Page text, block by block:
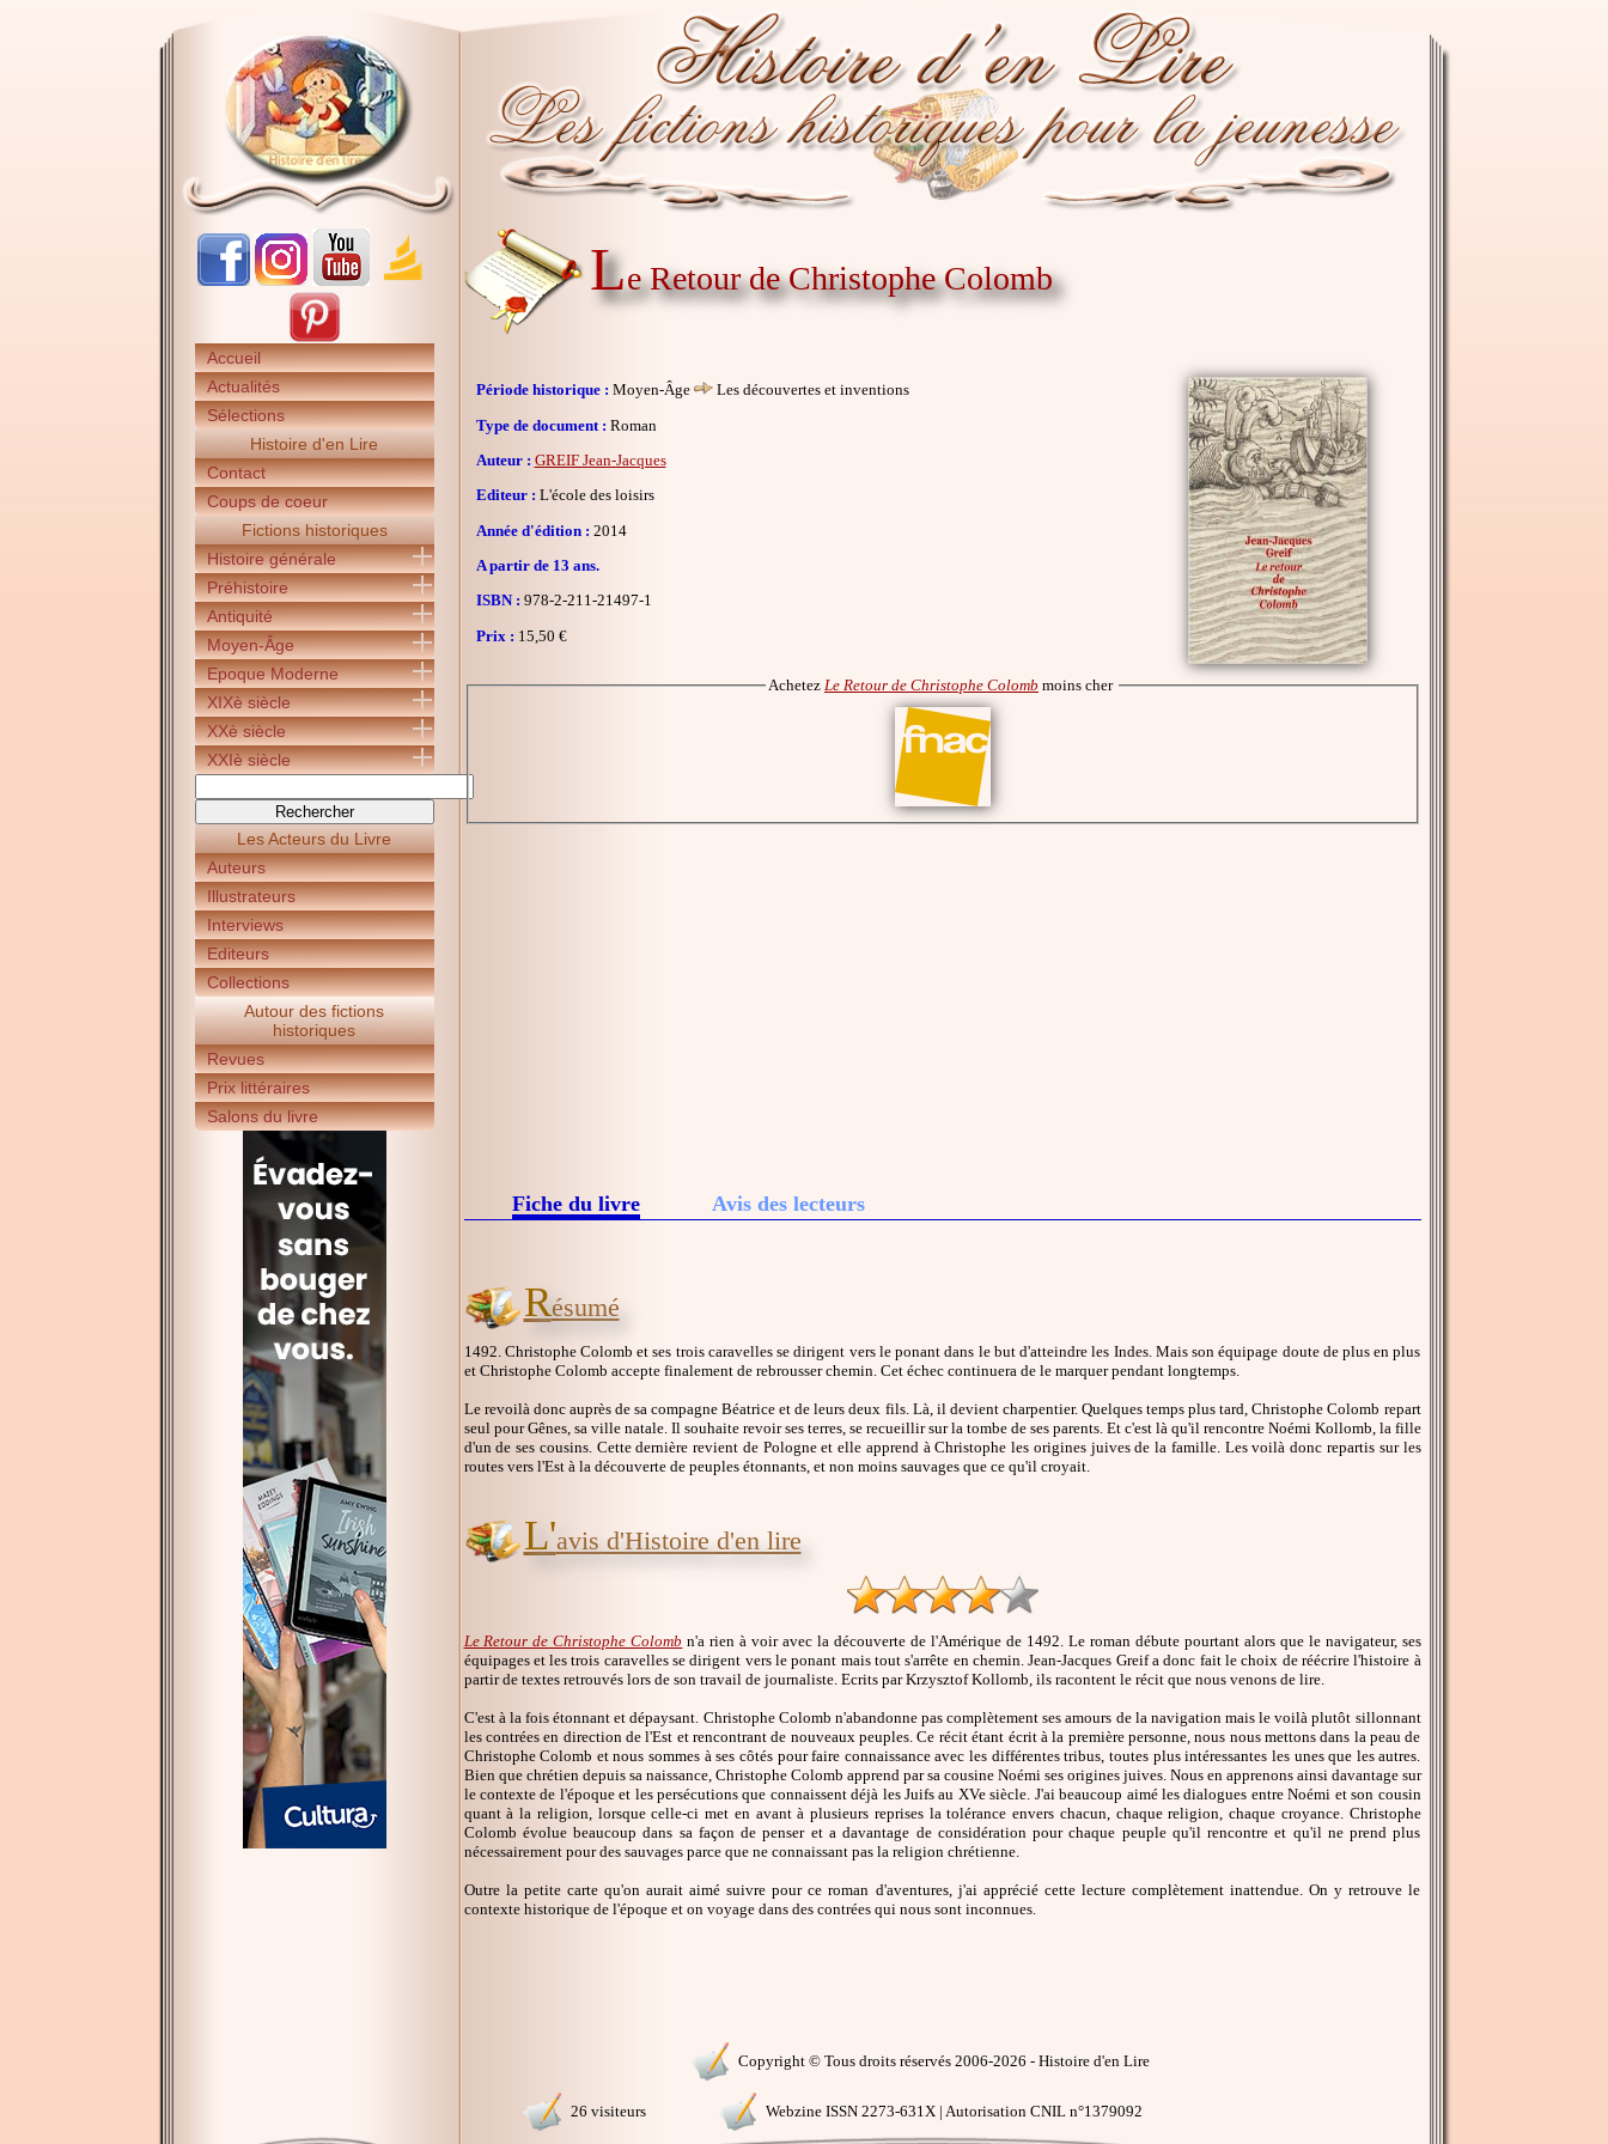
Accueil
Actualités
Sélections
Histoire d'en Lire
Contact
Coups de coeur
Fictions historiques
Histoire générale
Préhistoire
Antiquité
Moyen-Âge
Epoque Moderne
XIXè siècle
XXè siècle
XXIè siècle
Les Acteurs du Livre
Auteurs
Illustrateurs
Interviews
Editeurs
Collections
Autour des fictions
historiques
Revues
Prix littéraires
Salons du livre
Le Retour de Christophe Colomb
Période historique : Moyen-Âge
Les découvertes et inventions
Type de document : Roman
Auteur : GREIF Jean-Jacques
Editeur : L'école des loisirs
Année d'édition : 2014
A partir de 13 ans.
ISBN : 978-2-211-21497-1
Prix : 15,50 €
Achetez Le Retour de Christophe Colomb moins cher
Fiche du livre Avis des lecteurs
Résumé
1492. Christophe Colomb et ses trois caravelles se dirigent vers le ponant dans le but d'atteindre les Indes. Mais son équipage doute de plus en plus
et Christophe Colomb accepte finalement de rebrousser chemin. Cet échec continuera de le marquer pendant longtemps.
Le revoilà donc auprès de sa compagne Béatrice et de leurs deux fils. Là, il devient charpentier. Quelques temps plus tard, Christophe Colomb repart
seul pour Gênes, sa ville natale. Il souhaite revoir ses terres, se recueillir sur la tombe de ses parents. Et c'est là qu'il rencontre Noémi Kollomb, la fille
d'un de ses cousins. Cette dernière revient de Pologne et elle apprend à Christophe les origines juives de la famille. Les voilà donc repartis sur les
routes vers l'Est à la découverte de peuples étonnants, et non moins sauvages que ce qu'il croyait.
L'avis d'Histoire d'en lire
Le Retour de Christophe Colomb n'a rien à voir avec la découverte de l'Amérique de 1492. Le roman débute pourtant alors que le navigateur, ses
équipages et les trois caravelles se dirigent vers le ponant mais tout s'arrête en chemin. Jean-Jacques Greif a donc fait le choix de réécrire l'histoire à
partir de textes retrouvés lors de son travail de journaliste. Ecrits par Krzysztof Kollomb, ils racontent le récit que nous venons de lire.
C'est à la fois étonnant et dépaysant. Christophe Colomb n'abandonne pas complètement ses amours de la navigation mais le voilà plutôt sillonnant
les contrées en direction de l'Est et rencontrant de nouveaux peuples. Ce récit étant écrit à la première personne, nous nous mettons dans la peau de
Christophe Colomb et nous sommes à ses côtés pour faire connaissance avec les différentes tribus, toutes plus intéressantes les unes que les autres.
Bien que chrétien depuis sa naissance, Christophe Colomb apprend par sa cousine Noémi ses origines juives. Nous en apprenons ainsi davantage sur
le contexte de l'époque et les persécutions que connaissent déjà les Juifs au XVe siècle. J'ai beaucoup aimé les dialogues entre Noémi et son cousin
quant à la religion, lorsque celle-ci met en avant à plusieurs reprises la tolérance envers chacun, chaque religion, chaque croyance. Christophe
Colomb évolue beaucoup dans sa façon de penser et a davantage de considération pour chaque peuple qu'il rencontre et qu'il ne prend plus
nécessairement pour des sauvages parce que ne connaissant pas la religion chrétienne.
Outre la petite carte qu'on aurait aimé suivre pour ce roman d'aventures, j'ai apprécié cette lecture complètement inattendue. On y retrouve le
contexte historique de l'époque et on voyage dans des contrées qui nous sont inconnues.
Copyright © Tous droits réservés 2006-2026 - Histoire d'en Lire
26 visiteurs Webzine ISSN 2273-631X | Autorisation CNIL n°1379092